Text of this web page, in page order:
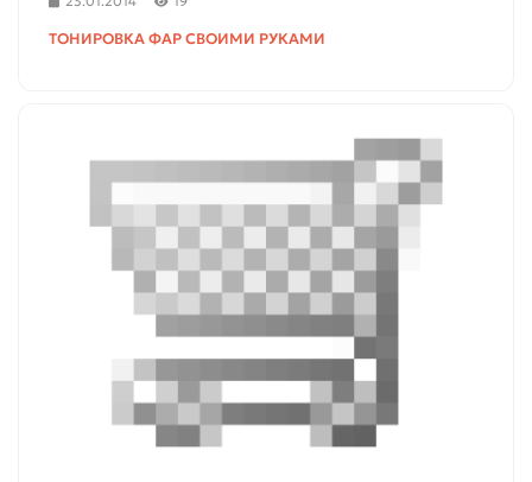
ТОНИРОВКА ФАР СВОИМИ РУКАМИ